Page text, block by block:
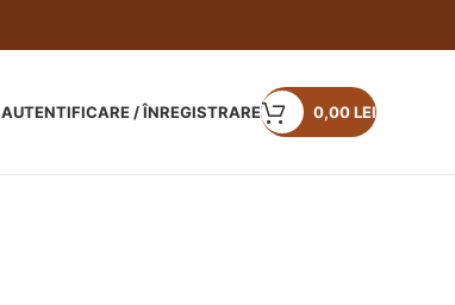
AUTENTIFICARE / ÎNREGISTRARE 0,00LEI